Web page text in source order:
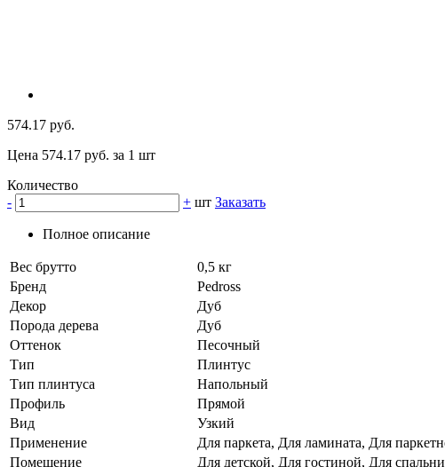
574.17 руб.
Цена 574.17 руб. за 1 шт
Количество
-
+ шт Заказать
Полное описание
Вес брутто
0,5 кг
Бренд
Pedross
Декор
Дуб
Порода дерева
Дуб
Оттенок
Песочный
Тип
Плинтус
Тип плинтуса
Напольный
Профиль
Прямой
Вид
Узкий
Применение
Для паркета, Для ламината, Для
Помещение
Для детской, Для гостиной, Для